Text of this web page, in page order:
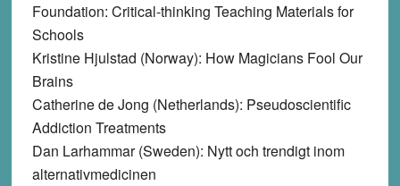
Foundation: Critical-thinking Teaching Materials for
Schools
Kristine Hjulstad (Norway): How Magicians Fool Our
Brains
Catherine de Jong (Netherlands): Pseudoscientific
Addiction Treatments
Dan Larhammar (Sweden): Nytt och trendigt inom
alternativmedicinen